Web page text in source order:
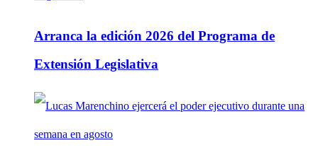
Arranca la edición 2026 del Programa de
Extensión Legislativa